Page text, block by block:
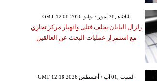
GMT 12:08 2026 الثلاثاء ,28 تموز / يوليو
زلزال اليابان يخلف قتلى وانهيار مركز تجاري
مع استمرار عمليات البحث عن العالقين
GMT 12:18 2026 السبت ,01 آب / أغسطس